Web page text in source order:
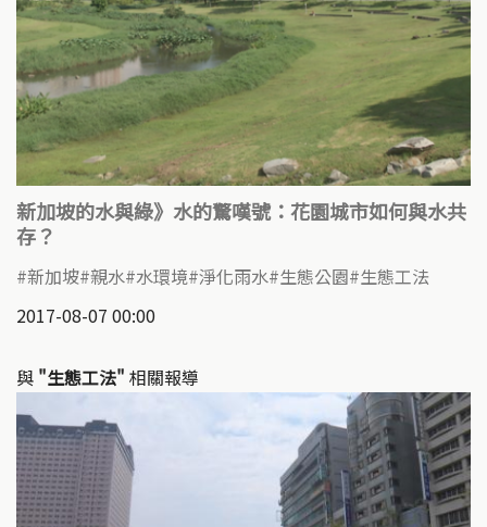
新加坡的水與綠》水的驚嘆號：花園城市如何與水共
存？
新加坡 親水 水環境 淨化雨水 生態公園 生態工法
2017-08-07 00:00
與 "生態工法" 相關報導